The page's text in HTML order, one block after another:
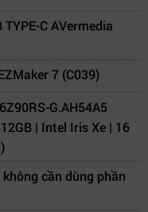
C AVermedia
7 (C039)
G.AH54A5
| Intel Iris Xe | 16
cần dùng phần